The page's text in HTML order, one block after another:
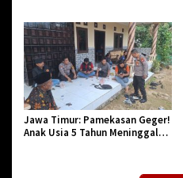
Pendidikan dan Birokrasi
Jawa Timur: Pamekasan Geger!
Anak Usia 5 Tahun Meninggal